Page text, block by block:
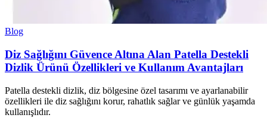
Blog
Diz Sağlığını Güvence Altına Alan Patella Destekli
Dizlik Ürünü Özellikleri ve Kullanım Avantajları
Patella destekli dizlik, diz bölgesine özel tasarımı ve ayarlanabilir
özellikleri ile diz sağlığını korur, rahatlık sağlar ve günlük yaşamda
kullanışlıdır.